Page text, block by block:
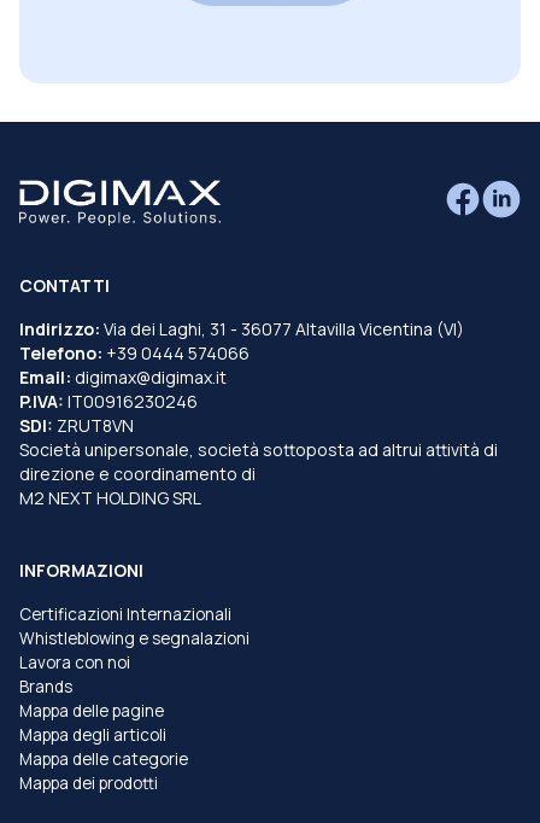
CONTATTI
Indirizzo: Via dei Laghi, 31 - 36077 Altavilla Vicentina (VI)
Telefono: +39 0444 574066
Email: digimax@digimax.it
P.IVA: IT00916230246
SDI: ZRUT8VN
Società unipersonale, società sottoposta ad altrui attività di
direzione e coordinamento di
M2 NEXT HOLDING SRL
INFORMAZIONI
Certificazioni Internazionali
Whistleblowing e segnalazioni
Lavora con noi
Brands
Mappa delle pagine
Mappa degli articoli
Mappa delle categorie
Mappa dei prodotti